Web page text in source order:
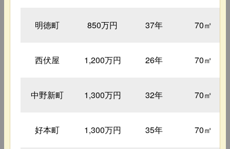
明徳町 850万円 37年 70㎡
西伏屋 1,200万円 26年 70㎡
中野新町 1,300万円 32年 70㎡
好本町 1,300万円 35年 70㎡